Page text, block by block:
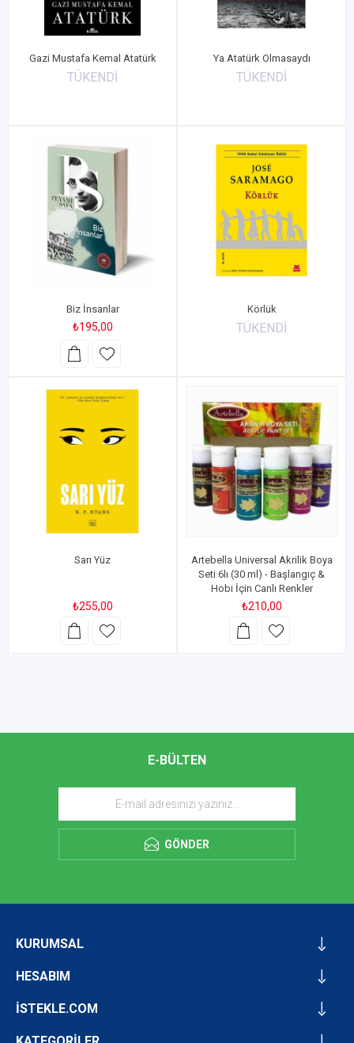
Gazi Mustafa Kemal Atatürk
TÜKENDİ
Ya Atatürk Olmasaydı
TÜKENDİ
Biz İnsanlar
₺195,00
Körlük
TÜKENDİ
Sarı Yüz
₺255,00
Artebella Universal Akrilik Boya
Seti 6lı (30 ml) - Başlangıç &
Hobi İçin Canlı Renkler
₺210,00
E-BÜLTEN
GÖNDER
KURUMSAL
HESABIM
İSTEKLE.COM